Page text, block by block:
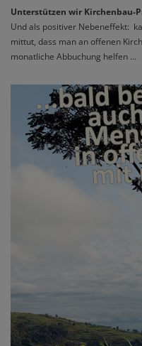
Unterstützen wir Kirchenbau-
Und als positiver Nebeneffekt:
mittut, dass man an offenen
monatliche Abbuchung helfen ...